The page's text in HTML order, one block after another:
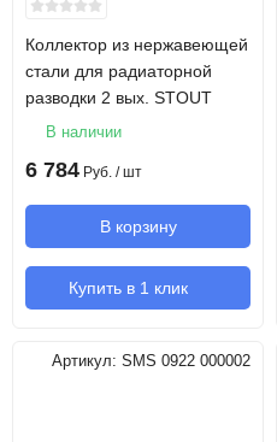
Коллектор из нержавеющей
стали для радиаторной
разводки 2 вых. STOUT
В наличии
6 784 Руб. / шт
В корзину
Купить в 1 клик
Артикул: SMS 0922 000002